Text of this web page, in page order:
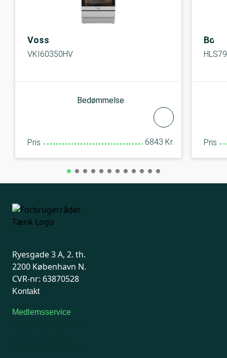
Voss
VKI60350HV
Bedømmelse
Pris 6843 Kr. Pris
Ryesgade 3 A, 2. th.
2200 København N.
CVR-nr: 63870528
Kontakt
Medlemsservice